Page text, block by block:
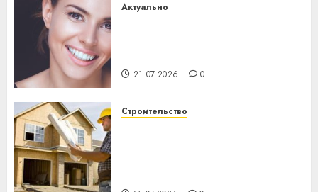
Актуально
21.07.2026 0
Строительство